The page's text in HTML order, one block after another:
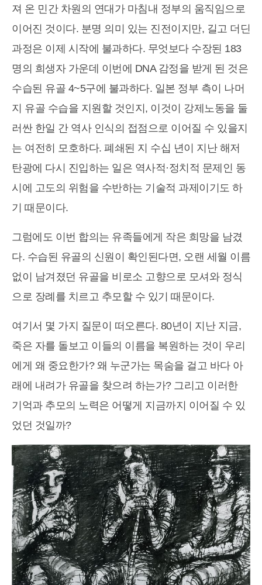
져 온 민간 차원의 연대가 마침내 정부의 움직임으로
이어진 것이다. 분명 의미 있는 진전이지만, 길고 더딘
과정은 이제 시작에 불과하다. 무엇보다 수장된 183
명의 희생자 가운데 이번에 DNA 감정을 받게 된 것은
수습된 유골 4~5구에 불과하다. 일본 정부 측이 나머
지 유골 수습을 지원할 것인지, 이것이 강제노동을 둘
러싼 한일 간 역사 인식의 접점으로 이어질 수 있을지
는 여전히 모호하다. 폐쇄된 지 수십 년이 지난 해저
탄광에 다시 진입하는 일은 역사적·정치적 문제인 동
시에 고도의 위험을 수반하는 기술적 과제이기도 하
기 때문이다.
그럼에도 이번 합의는 유족들에게 작은 희망을 남겼
다. 수습된 유골의 신원이 확인된다면, 오랜 세월 이름
없이 남겨졌던 유골을 비로소 고향으로 모셔와 정식
으로 장례를 치르고 추모할 수 있기 때문이다.
여기서 몇 가지 질문이 떠오른다. 80년이 지난 지금,
죽은 자를 돌보고 이들의 이름을 복원하는 것이 우리
에게 왜 중요한가? 왜 누군가는 목숨을 걸고 바다 아
래에 내려가 유골을 찾으려 하는가? 그리고 이러한
기억과 추모의 노력은 어떻게 지금까지 이어질 수 있
었던 것일까?